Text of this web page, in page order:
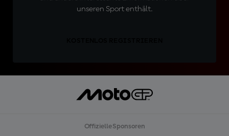
unseren Sport enthält.
Offizielle Sponsoren